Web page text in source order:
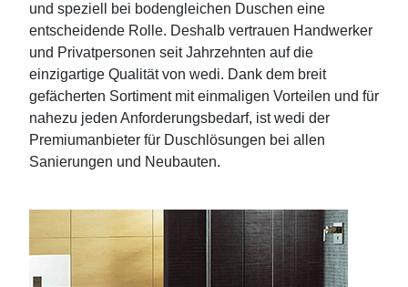
und speziell bei bodengleichen Duschen eine
entscheidende Rolle. Deshalb vertrauen Handwerker
und Privatpersonen seit Jahrzehnten auf die
einzigartige Qualität von wedi. Dank dem breit
gefächerten Sortiment mit einmaligen Vorteilen und für
nahezu jeden Anforderungsbedarf, ist wedi der
Premiumanbieter für Duschlösungen bei allen
Sanierungen und Neubauten.